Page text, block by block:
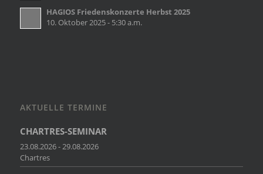
HAGIOS Friedenskonzerte Herbst 2025
10. Oktober 2025 - 5:30 a.m.
AKTUELLE TERMINE
CHARTRES-SEMINAR
23.08.2026 - 29.08.2026
Chartres